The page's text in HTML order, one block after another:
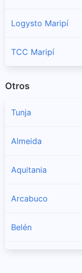
Logysto Maripí
TCC Maripí
Otros
Tunja
Almeida
Aquitania
Arcabuco
Belén